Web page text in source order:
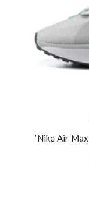
Nike Air